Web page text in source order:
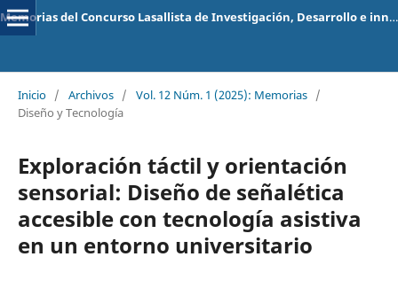
Memorias del Concurso Lasallista de Investigación, Desarrollo e innovación
Inicio / Archivos / Vol. 12 Núm. 1 (2025): Memorias /
Diseño y Tecnología
Exploración táctil y orientación
sensorial: Diseño de señalética
accesible con tecnología asistiva
en un entorno universitario